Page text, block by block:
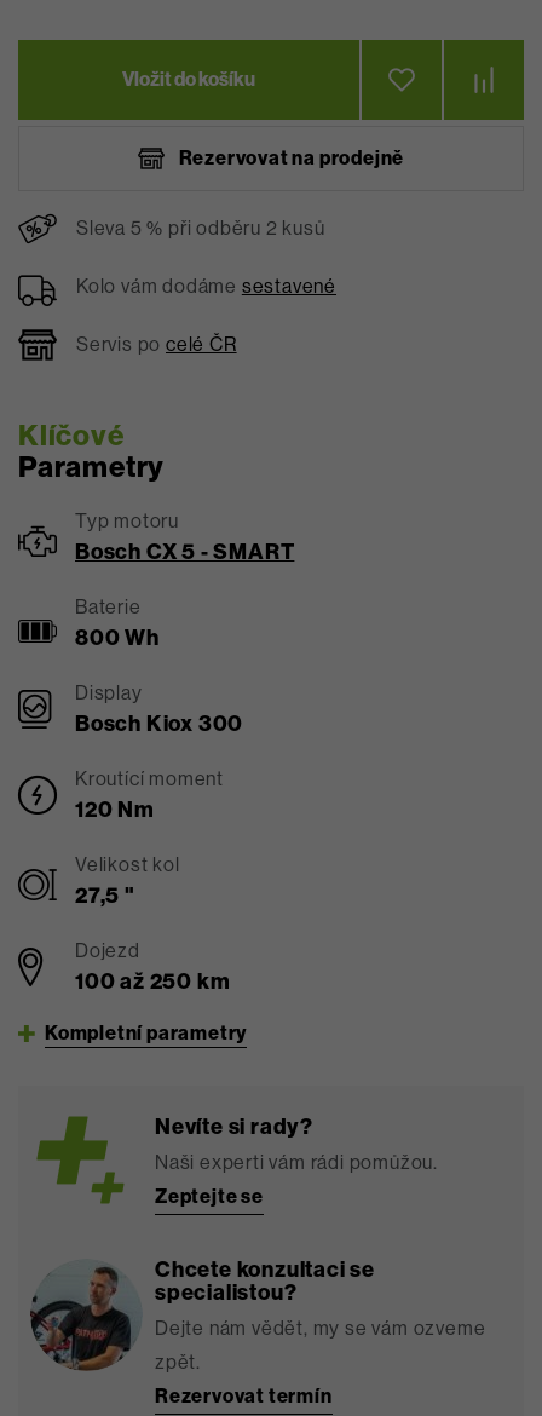
Vložit do košíku
Rezervovat na prodejně
Sleva 5 % při odběru 2 kusů
Kolo vám dodáme sestavené
Servis po celé ČR
Klíčové
Parametry
Typ motoru
Bosch CX 5 - SMART
Baterie
800 Wh
Display
Bosch Kiox 300
Kroutící moment
120 Nm
Velikost kol
27,5 "
Dojezd
100 až 250 km
Kompletní parametry
Nevíte si rady?
Naši experti vám rádi pomůžou.
Zeptejte se
Chcete konzultaci se
specialistou?
Dejte nám vědět, my se vám ozveme
zpět.
Rezervovat termín